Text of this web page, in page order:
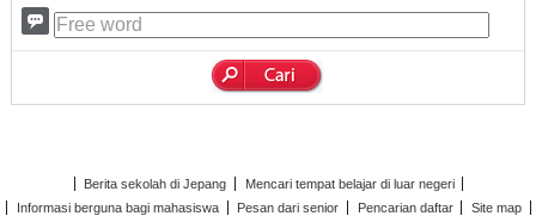
Berita sekolah di Jepang
Mencari tempat belajar di luar negeri
Informasi berguna bagi mahasiswa
Pesan dari senior Pencarian daftar
Site map